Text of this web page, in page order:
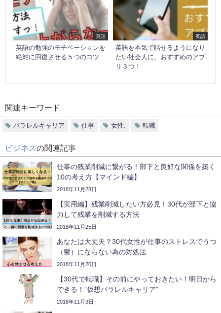
英語
英語の勉強のモチベーションを
絶対に回復させる５つのコツ
英語
英語を本気で話せるようになり
たい社会人に、おすすめのアプ
リ３つ！
関連キーワード
パラレルキャリア 仕事 女性. 転職
ビジネスの関連記事
仕事の残業削減に繋がる！部下と良好な関係を築く
10の考え方【マインド編】
2018年11月28日
【実用編】残業削減したい方必見！30代が部下と協
力して残業を削減する方法
2018年11月25日
あなたは大丈夫？30代女性が仕事のストレスでうつ
（鬱）にならない為の対処法
2018年11月20日
【30代で転職】その前にやっておきたい！明日から
できる！”仮想パラレルキャリア”
2018年11月3日